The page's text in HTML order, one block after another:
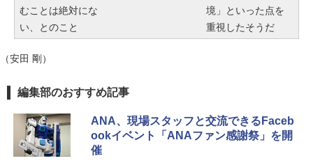
むことは絶対にな
い、とのこと
境」といった点を
重視したそうだ
（安田 剛）
編集部のおすすめ記事
ANA、現場スタッフと交流できるFaceb
ookイベント「ANAファン感謝祭」を開
催